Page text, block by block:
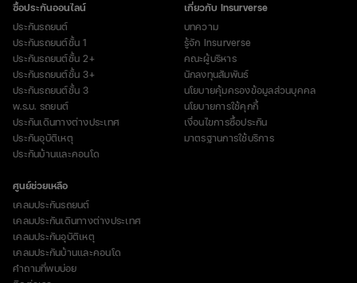
ซื้อประกันออนไลน์
ประกันรถยนต์
ประกันรถยนต์ชั้น 1
ประกันรถยนต์ชั้น 2+
ประกันรถยนต์ชั้น 3+
ประกันรถยนต์ชั้น 3
พ.ร.บ. รถยนต์
ประกันเดินทางต่างประเทศ
ประกันอุบัติเหตุ
ประกันบ้านและคอนโด
เกี่ยวกับ Insurverse
บทความ
รู้จัก Insurverse
คณะผู้บริหาร
นักลงทุนสัมพันธ์
นโยบายคุ้มครองข้อมูลส่วนบุคคล
นโยบายการใช้คุกกี้
เงื่อนไขการซื้อประกัน
มาตรฐานการใช้บริการ
ศูนย์ช่วยเหลือ
เคลมประกันรถยนต์
เคลมประกันเดินทางต่างประเทศ
เคลมประกันอุบัติเหตุ
เคลมประกันบ้านและคอนโด
คำถามที่พบบ่อย